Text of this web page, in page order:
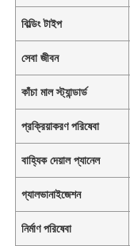
বিল্ডিং টাইপ
সেবা জীবন
কাঁচা মাল স্ট্যান্ডার্ড
প্রক্রিয়াকরণ পরিষেবা
বাহ্যিক দেয়াল প্যানেল
গ্যালভানাইজেশন
নির্মাণ পরিষেবা